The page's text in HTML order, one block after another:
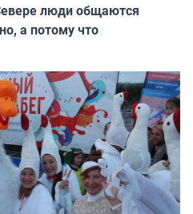
люди общаются
а потому что